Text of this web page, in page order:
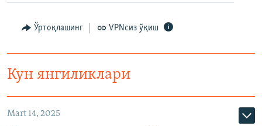
Ўртоқлашинг VPNсиз ўқиш
Кун янгиликлари
Mart 14, 2025